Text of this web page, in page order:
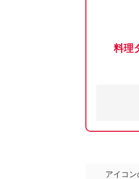
料理
アイコン